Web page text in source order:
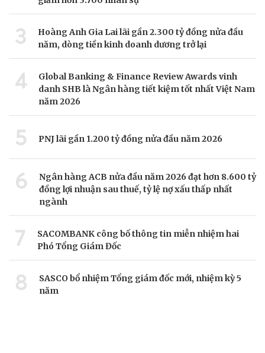
3
Hoàng Anh Gia Lai lãi gần 2.300 tỷ đồng nửa đầu
năm, dòng tiền kinh doanh dương trở lại
4
Global Banking & Finance Review Awards vinh
danh SHB là Ngân hàng tiết kiệm tốt nhất Việt Nam
năm 2026
5 PNJ lãi gần 1.200 tỷ đồng nửa đầu năm 2026
6
Ngân hàng ACB nửa đầu năm 2026 đạt hơn 8.600 tỷ
đồng lợi nhuận sau thuế, tỷ lệ nợ xấu thấp nhất
ngành
7
SACOMBANK công bố thông tin miễn nhiệm hai
Phó Tổng Giám Đốc
8
SASCO bổ nhiệm Tổng giám đốc mới, nhiệm kỳ 5
năm